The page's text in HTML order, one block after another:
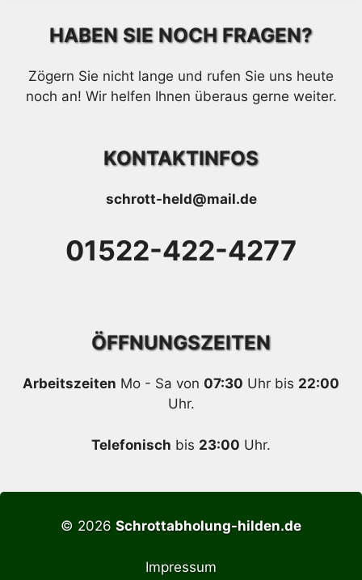
HABEN SIE NOCH FRAGEN?
Zögern Sie nicht lange und rufen Sie uns heute
noch an! Wir helfen Ihnen überaus gerne weiter.
KONTAKTINFOS
schrott-held@mail.de
01522-422-4277
ÖFFNUNGSZEITEN
Arbeitszeiten Mo - Sa von 07:30 Uhr bis 22:00
Uhr.
Telefonisch bis 23:00 Uhr.
© 2026 Schrottabholung-hilden.de
Impressum